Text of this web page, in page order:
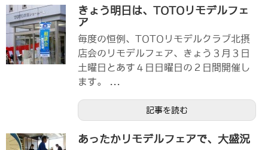
きょう明日は、TOTOリモデルフェ
ア
毎度の恒例、TOTOリモデルクラブ北摂
店会のリモデルフェア、きょう３月３日
土曜日とあす４日日曜日の２日間開催し
ます。 ...
記事を読む
あったかリモデルフェアで、大盛況